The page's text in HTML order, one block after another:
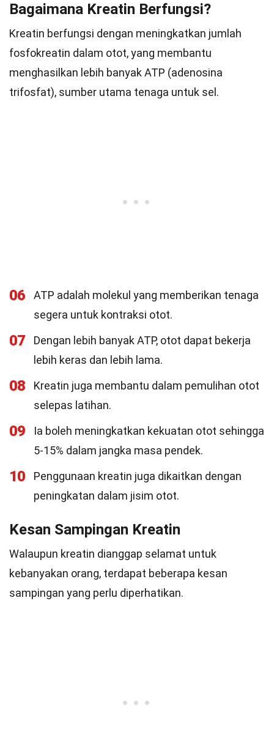
Bagaimana Kreatin Berfungsi?
Kreatin berfungsi dengan meningkatkan jumlah
fosfokreatin dalam otot, yang membantu
menghasilkan lebih banyak ATP (adenosina
trifosfat), sumber utama tenaga untuk sel.
06
ATP adalah molekul yang memberikan tenaga
segera untuk kontraksi otot.
07
Dengan lebih banyak ATP, otot dapat bekerja
lebih keras dan lebih lama.
08
Kreatin juga membantu dalam pemulihan otot
selepas latihan.
09
Ia boleh meningkatkan kekuatan otot sehingga
5-15% dalam jangka masa pendek.
10
Penggunaan kreatin juga dikaitkan dengan
peningkatan dalam jisim otot.
Kesan Sampingan Kreatin
Walaupun kreatin dianggap selamat untuk
kebanyakan orang, terdapat beberapa kesan
sampingan yang perlu diperhatikan.